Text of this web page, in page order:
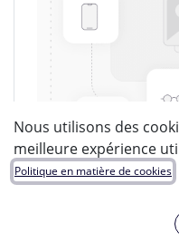
Nous utilisons des
meilleure expérience
Politique en matière de cookies